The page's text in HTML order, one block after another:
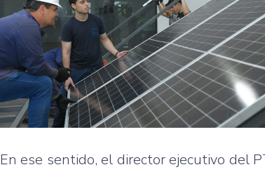
En ese sentido, el director ejecutivo del